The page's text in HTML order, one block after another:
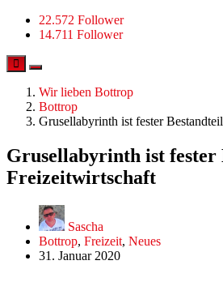
22.572 Follower
14.711 Follower
Wir lieben Bottrop
Bottrop
Grusellabyrinth ist fester
Grusellabyrinth ist fester
Freizeitwirtschaft
Sascha
Bottrop, Freizeit, Neues
31. Januar 2020